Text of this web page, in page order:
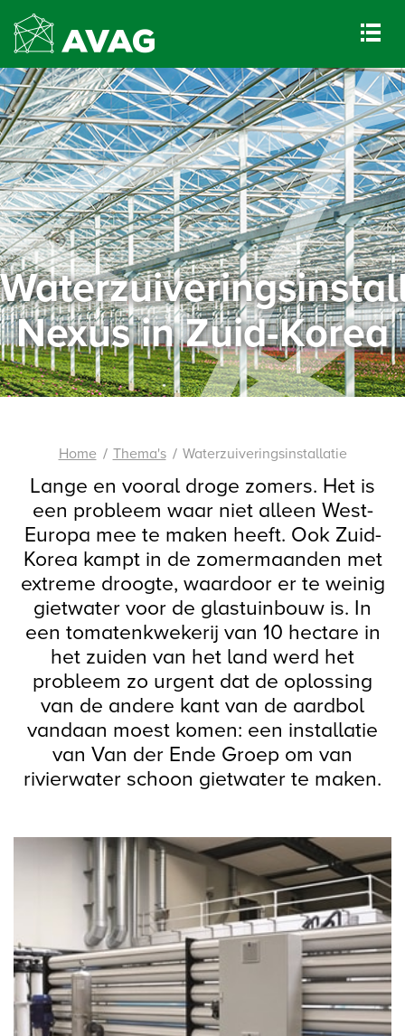
Nexus in Zuid-Korea
Home Thema's Waterzuiveringsinstallatie
Lange en vooral droge zomers. Het is
een probleem waar niet alleen West-
Europa mee te maken heeft. Ook Zuid-
Korea kampt in de zomermaanden met
extreme droogte, waardoor er te weinig
gietwater voor de glastuinbouw is. In
een tomatenkwekerij van 10 hectare in
het zuiden van het land werd het
probleem zo urgent dat de oplossing
van de andere kant van de aardbol
vandaan moest komen: een installatie
van Van der Ende Groep om van
rivierwater schoon gietwater te maken.